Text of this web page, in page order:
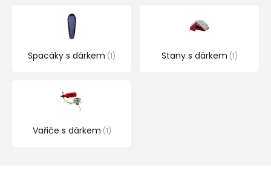
Spacáky s dárkem 1 Stany s dárkem 1
Vařiče s dárkem 1